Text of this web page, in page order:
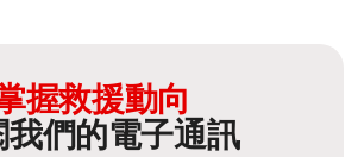
握救援動向
我們的電子通訊